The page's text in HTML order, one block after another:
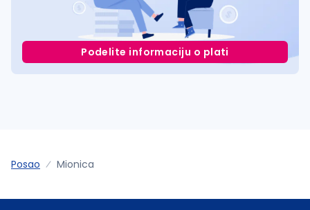
Podelite informaciju o plati
Posao Mionica